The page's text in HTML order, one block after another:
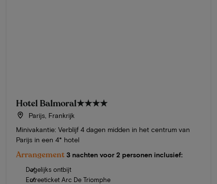
Hotel Balmoral★★★★
Parijs, Frankrijk
Minivakantie: Verblijf 4 dagen midden in het centrum van
Parijs in een 4* hotel
Arrangement 3 nachten voor 2 personen inclusief:
Dagelijks ontbijt
Entreeticket Arc De Triomphe